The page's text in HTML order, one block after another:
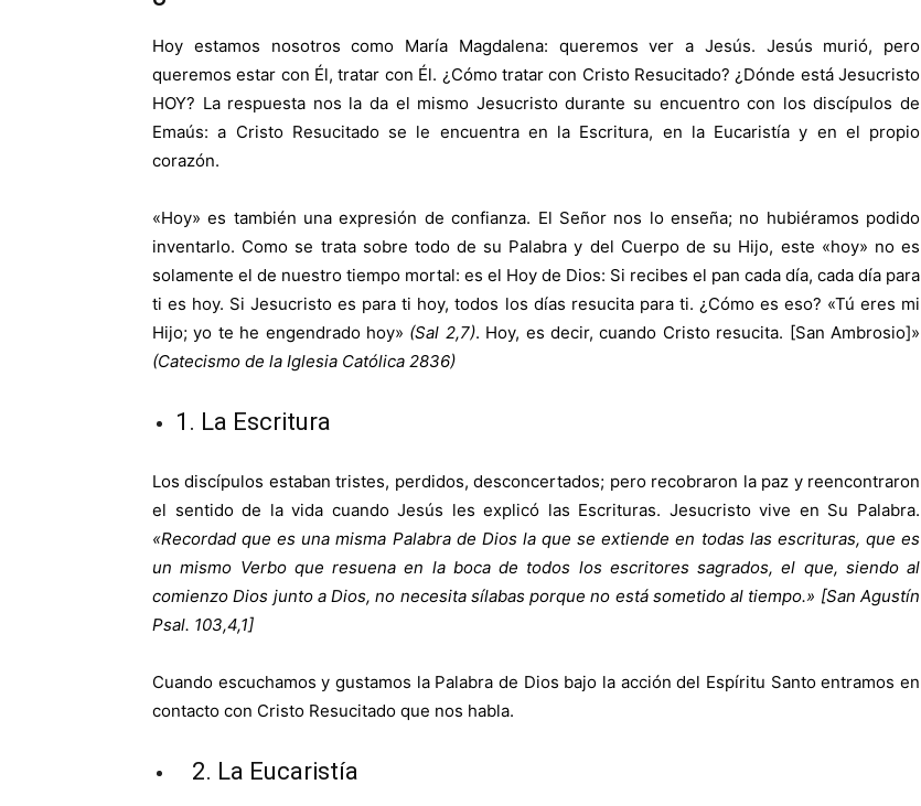
Hoy estamos nosotros como María Magdalena: queremos ver a Jesús. Jesús murió, pero
queremos estar con Él, tratar con Él. ¿Cómo tratar con Cristo Resucitado? ¿Dónde está Jesucristo
HOY? La respuesta nos la da el mismo Jesucristo durante su encuentro con los discípulos de
Emaús: a Cristo Resucitado se le encuentra en la Escritura, en la Eucaristía y en el propio
corazón.
«Hoy» es también una expresión de confianza. El Señor nos lo enseña; no hubiéramos podido
inventarlo. Como se trata sobre todo de su Palabra y del Cuerpo de su Hijo, este «hoy» no es
solamente el de nuestro tiempo mortal: es el Hoy de Dios: Si recibes el pan cada día, cada día para
ti es hoy. Si Jesucristo es para ti hoy, todos los días resucita para ti. ¿Cómo es eso? «Tú eres mi
Hijo; yo te he engendrado hoy» (Sal 2,7). Hoy, es decir, cuando Cristo resucita. [San Ambrosio]»
(Catecismo de la Iglesia Católica 2836)
1. La Escritura
Los discípulos estaban tristes, perdidos, desconcertados; pero recobraron la paz y reencontraron
el sentido de la vida cuando Jesús les explicó las Escrituras. Jesucristo vive en Su Palabra.
«Recordad que es una misma Palabra de Dios la que se extiende en todas las escrituras, que es
un mismo Verbo que resuena en la boca de todos los escritores sagrados, el que, siendo al
comienzo Dios junto a Dios, no necesita sílabas porque no está sometido al tiempo.» [San Agustín
Psal. 103,4,1]
Cuando escuchamos y gustamos la Palabra de Dios bajo la acción del Espíritu Santo entramos en
contacto con Cristo Resucitado que nos habla.
2. La Eucaristía